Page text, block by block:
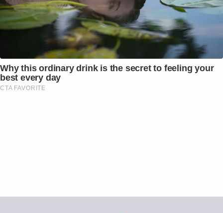
Why this ordinary drink is the secret to feeling your
best every day
CTA FAVORITE